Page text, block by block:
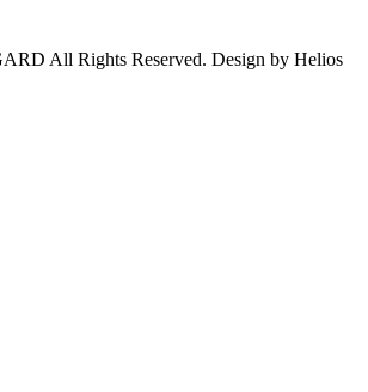
All Rights Reserved. Design by Helios